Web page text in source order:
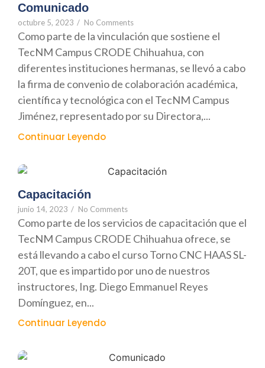
Comunicado
octubre 5, 2023 / No Comments
Como parte de la vinculación que sostiene el
TecNM Campus CRODE Chihuahua, con
diferentes instituciones hermanas, se llevó a cabo
la firma de convenio de colaboración académica,
científica y tecnológica con el TecNM Campus
Jiménez, representado por su Directora,...
Continuar Leyendo
Capacitación
junio 14, 2023 / No Comments
Como parte de los servicios de capacitación que el
TecNM Campus CRODE Chihuahua ofrece, se
está llevando a cabo el curso Torno CNC HAAS SL-
20T, que es impartido por uno de nuestros
instructores, Ing. Diego Emmanuel Reyes
Domínguez, en...
Continuar Leyendo